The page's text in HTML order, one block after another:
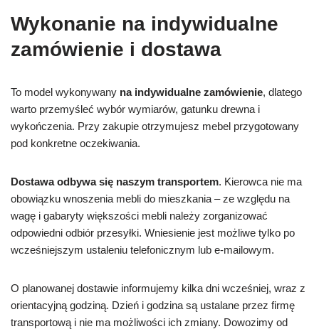
Wykonanie na indywidualne
zamówienie i dostawa
To model wykonywany na indywidualne zamówienie, dlatego
warto przemyśleć wybór wymiarów, gatunku drewna i
wykończenia. Przy zakupie otrzymujesz mebel przygotowany
pod konkretne oczekiwania.
Dostawa odbywa się naszym transportem. Kierowca nie ma
obowiązku wnoszenia mebli do mieszkania – ze względu na
wagę i gabaryty większości mebli należy zorganizować
odpowiedni odbiór przesyłki. Wniesienie jest możliwe tylko po
wcześniejszym ustaleniu telefonicznym lub e-mailowym.
O planowanej dostawie informujemy kilka dni wcześniej, wraz z
orientacyjną godziną. Dzień i godzina są ustalane przez firmę
transportową i nie ma możliwości ich zmiany. Dowozimy od